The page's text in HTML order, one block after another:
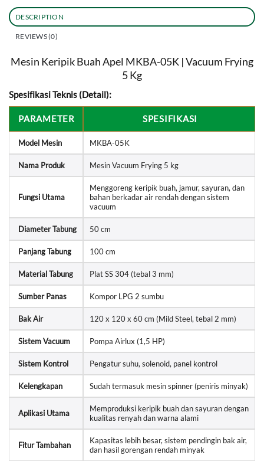
DESCRIPTION
REVIEWS (0)
Mesin Keripik Buah Apel MKBA-05K | Vacuum Frying
5 Kg
Spesifikasi Teknis (Detail):
PARAMETER SPESIFIKASI
Model Mesin MKBA-05K
Nama Produk Mesin Vacuum Frying 5 kg
Fungsi Utama
Menggoreng keripik buah, jamur, sayuran, dan
bahan berkadar air rendah dengan sistem
vacuum
Diameter Tabung 50 cm
Panjang Tabung 100 cm
Material Tabung Plat SS 304 (tebal 3 mm)
Sumber Panas Kompor LPG 2 sumbu
Bak Air 120 x 120 x 60 cm (Mild Steel, tebal 2 mm)
Sistem Vacuum Pompa Airlux (1,5 HP)
Sistem Kontrol Pengatur suhu, solenoid, panel kontrol
Kelengkapan Sudah termasuk mesin spinner (peniris minyak)
Aplikasi Utama
Memproduksi keripik buah dan sayuran dengan
kualitas renyah dan warna alami
Fitur Tambahan
Kapasitas lebih besar, sistem pendingin bak air,
dan hasil gorengan rendah minyak